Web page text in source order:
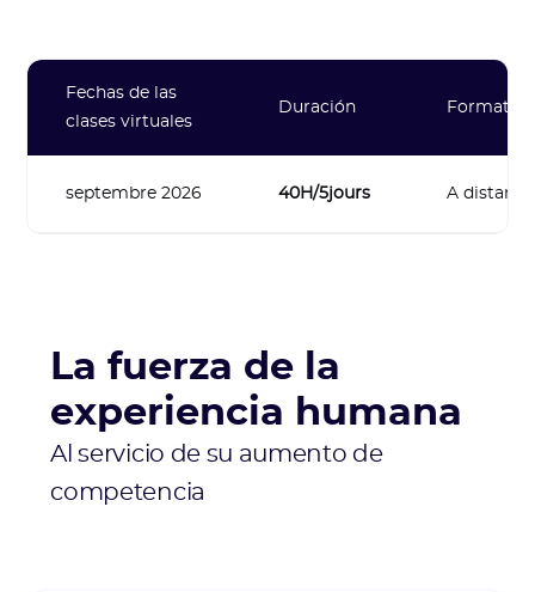
Fechas de las
clases virtuales
Duración Formato
septembre 2026 40H/5jours A
La fuerza de la
experiencia humana
Al servicio de su aumento de
competencia